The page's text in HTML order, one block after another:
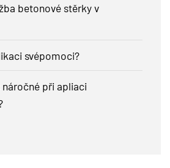
betonové stěrky v
svépomoci?
náročné při apliaci